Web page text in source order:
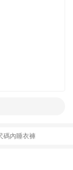
碼內睡衣褲